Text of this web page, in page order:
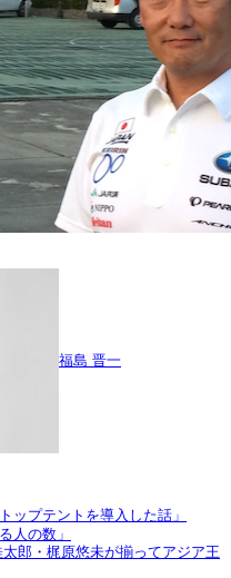
福島 晋一
ップテントを導入した話」
人の数」
郎・梶原悠未が揃ってアジア王